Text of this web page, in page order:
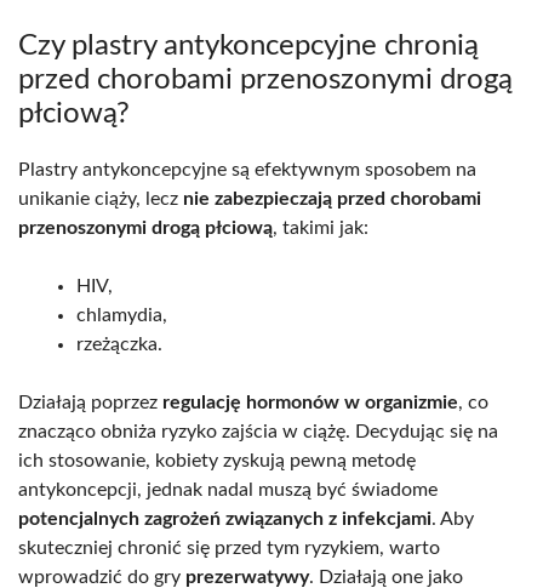
Czy plastry antykoncepcyjne chronią
przed chorobami przenoszonymi drogą
płciową?
Plastry antykoncepcyjne są efektywnym sposobem na
unikanie ciąży, lecz nie zabezpieczają przed chorobami
przenoszonymi drogą płciową, takimi jak:
HIV,
chlamydia,
rzeżączka.
Działają poprzez regulację hormonów w organizmie, co
znacząco obniża ryzyko zajścia w ciążę. Decydując się na
ich stosowanie, kobiety zyskują pewną metodę
antykoncepcji, jednak nadal muszą być świadome
potencjalnych zagrożeń związanych z infekcjami. Aby
skuteczniej chronić się przed tym ryzykiem, warto
wprowadzić do gry prezerwatywy. Działają one jako